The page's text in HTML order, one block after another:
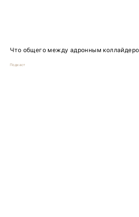
Что общего между адронным
Подкаст